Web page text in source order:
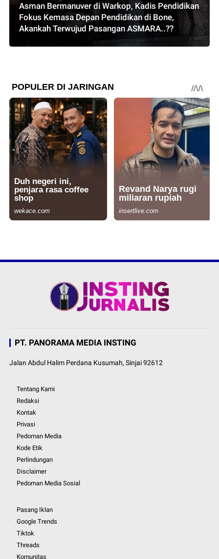
Asman Bermanuver di Warkop, Kadis Pendidikan
Fokus Kemasa Depan Pendidikan di Bone,
Akankah Terwujud Pasangan ASMARA..??
PT. PANORAMA MEDIA INSTING
Jalan Abdul Halim Perdana Kusumah, Sinjai 92612
Tentang Kami
Redaksi
Kontak
Privasi
Pedoman Media
Kode Etik
Perlindungan
Disclaimer
Pedoman Media Sosial
Pasang Iklan
Google Trends
Tiktok
Threads
Komunitas